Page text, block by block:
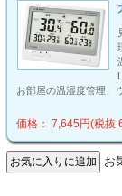
お部屋の温湿度管理、
価格： 7,645円(税抜
お